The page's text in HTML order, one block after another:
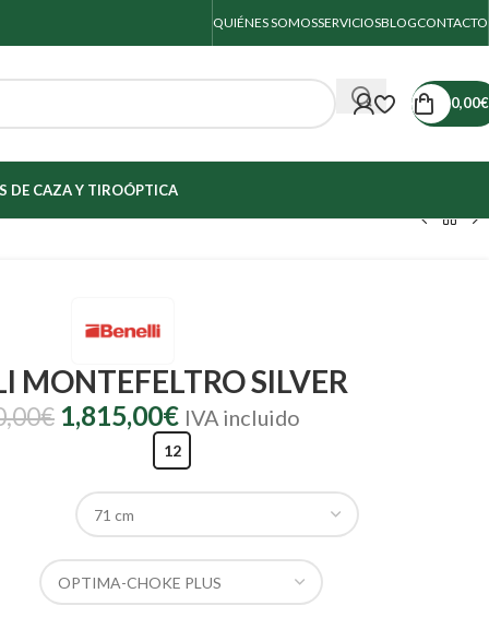
QUIÉNES SOMOSSERVICIOSBLOGCONTACTO
0,00€
DE CAZA Y TIROÓPTICA
MONTEFELTRO SILVER
€ 1,815,00€ IVA incluido
12